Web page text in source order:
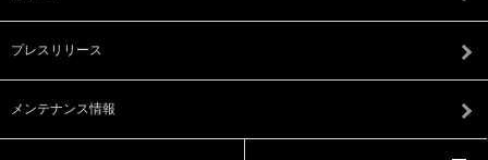
プレスリリース
メンテナンス情報